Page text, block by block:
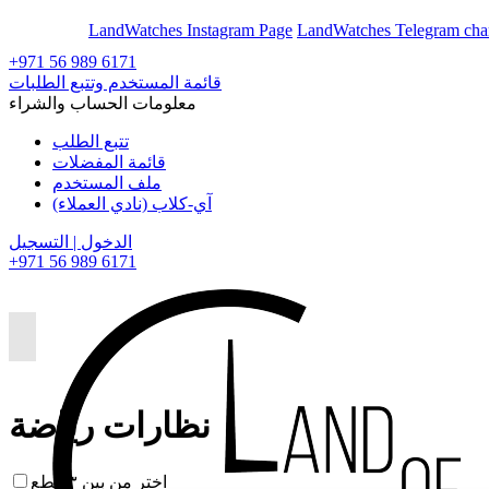
LandWatches Instagram Page LandWatches Telegram
+971 56 989 6171
قائمة المستخدم وتتبع الطلبات
معلومات الحساب والشراء
تتبع الطلب
قائمة المفضلات
ملف المستخدم
آي-كلاب (نادي العملاء)
الدخول | التسجيل
+971 56 989 6171
نظارات رياضة
اختر من بين ٣ قطع